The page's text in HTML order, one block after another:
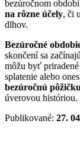
bezúročnom
na rôzne účely, či
dlhov.
Bezúročné
skončení sa
môžu byť
splatenie alebo
bezúročnú pôžičku
úverovou históriou.
Publikované: 27.